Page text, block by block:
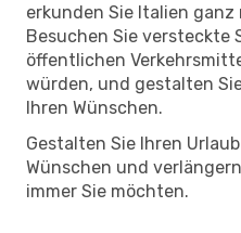
erkunden Sie Italien
Besuchen Sie versteckte
öffentlichen
würden, und gestalten
Ihren Wünschen.
Gestalten Sie Ihren
Wünschen und
immer Sie möchten.